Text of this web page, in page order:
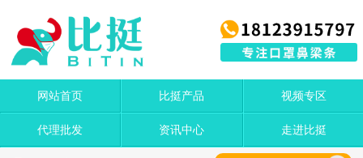
网站首页 比挺产品 视频专区
代理批发 资讯中心 走进比挺